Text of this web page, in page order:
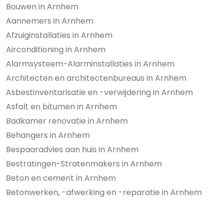
Bouwen in Arnhem
Aannemers in Arnhem
Afzuiginstallaties in Arnhem
Airconditioning in Arnhem
Alarmsysteem-Alarminstallaties in Arnhem
Architecten en architectenbureaus in Arnhem
Asbestinventarisatie en -verwijdering in Arnhem
Asfalt en bitumen in Arnhem
Badkamer renovatie in Arnhem
Behangers in Arnhem
Bespaaradvies aan huis in Arnhem
Bestratingen-Stratenmakers in Arnhem
Beton en cement in Arnhem
Betonwerken, -afwerking en -reparatie in Arnhem